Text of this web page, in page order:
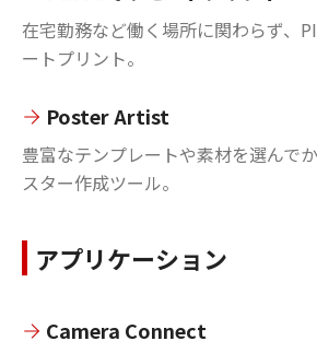
在宅勤務など働く場所に関わらず、
ートプリント。
Poster Artist
豊富なテンプレートや素材を選んで
スター作成ツール。
アプリケーション
Camera Connect